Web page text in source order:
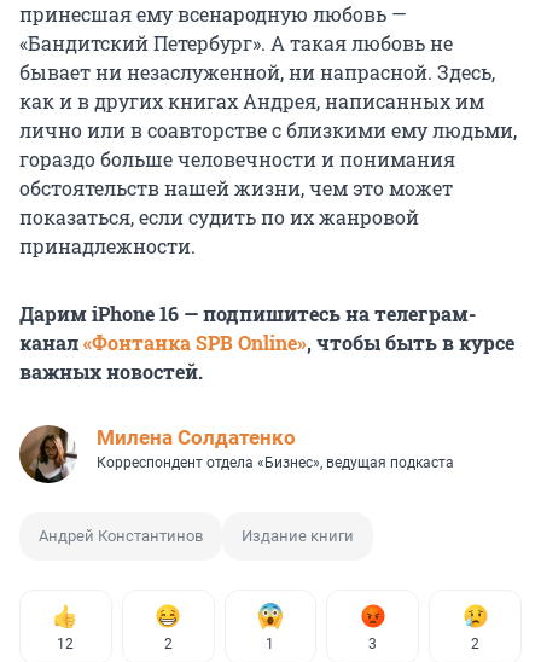
принесшая ему всенародную любовь —
«Бандитский Петербург». А такая любовь не
бывает ни незаслуженной, ни напрасной. Здесь,
как и в других книгах Андрея, написанных им
лично или в соавторстве с близкими ему людьми,
гораздо больше человечности и понимания
обстоятельств нашей жизни, чем это может
показаться, если судить по их жанровой
принадлежности.
Дарим iPhone 16 — подпишитесь на телеграм-
канал«Фонтанка SPB Online», чтобы быть в курсе
важных новостей.
Милена Солдатенко
Корреспондент отдела «Бизнес», ведущая подкаста
Андрей Константинов Издание книги
12 2 1 3 2